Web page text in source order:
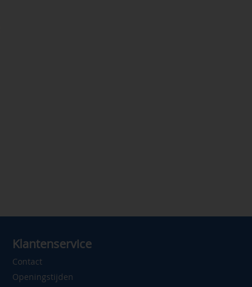
Klantenservice
Contact
Openingstijden